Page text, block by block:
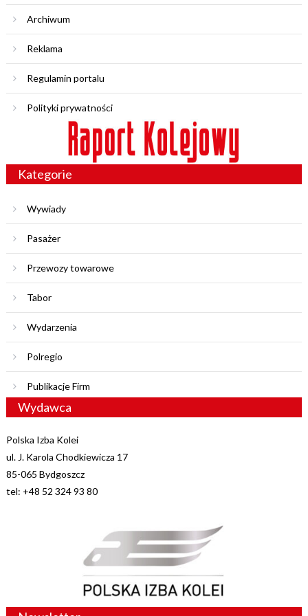
Archiwum
Reklama
Regulamin portalu
Polityki prywatności
Kategorie
Wywiady
Pasażer
Przewozy towarowe
Tabor
Wydarzenia
Polregio
Publikacje Firm
Wydawca
Polska Izba Kolei
ul. J. Karola Chodkiewicza 17
85-065 Bydgoszcz
tel: +48 52 324 93 80